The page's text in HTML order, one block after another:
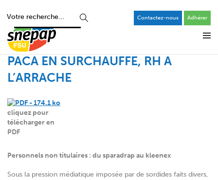
Contactez-nous Adhérer
PACA EN SURCHAUFFE, RH A
L’ARRACHE
cliquez pour
télécharger en
PDF
Personnels non titulaires : du sparadrap au kleenex
Sous la pression médiatique imposée par de sordides faits divers,